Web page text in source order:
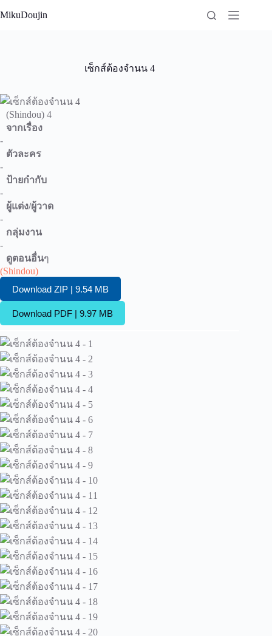
to
MikuDoujin
เซ็กส์ต้องจำนน 4
(Shindou) 4
จากเรื่อง
-
ตัวละคร
-
ป้ายกำกับ
-
ผู้แต่ง/ผู้วาด
-
กลุ่มงาน
-
ดูตอนอื่นๆ
(Shindou)
Download ZIP | 9.54 MB
Download PDF | 9.97 MB